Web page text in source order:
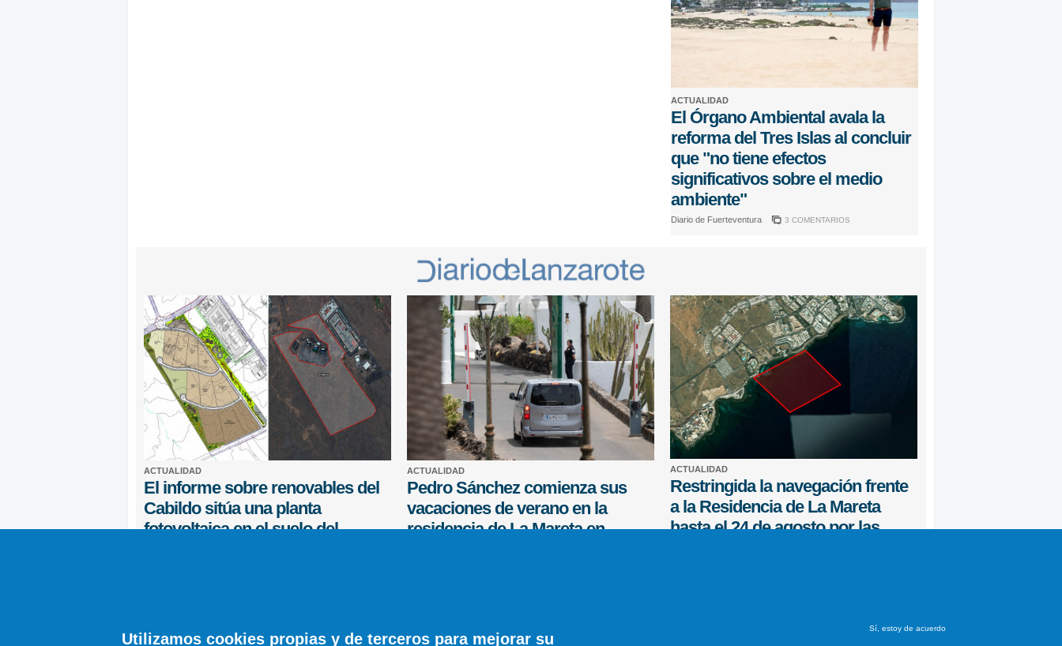
ACTUALIDAD
El Órgano Ambiental avala la
reforma del Tres Islas al concluir
que "no tiene efectos
significativos sobre el medio
ambiente"
Diario de Fuerteventura 3 COMENTARIOS
ACTUALIDAD
El informe sobre renovables del
Cabildo sitúa una planta
fotovoltaica en el suelo del
ACTUALIDAD
Pedro Sánchez comienza sus
vacaciones de verano en la
residencia de La Mareta en
ACTUALIDAD
Restringida la navegación frente
a la Residencia de La Mareta
hasta el 24 de agosto por las
Utilizamos cookies propias y de terceros para mejorar su
Sí, estoy de acuerdo